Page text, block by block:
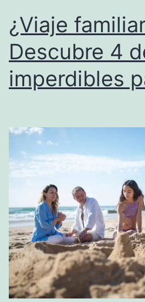
¿Viaje
Descubre 4
imperdibles